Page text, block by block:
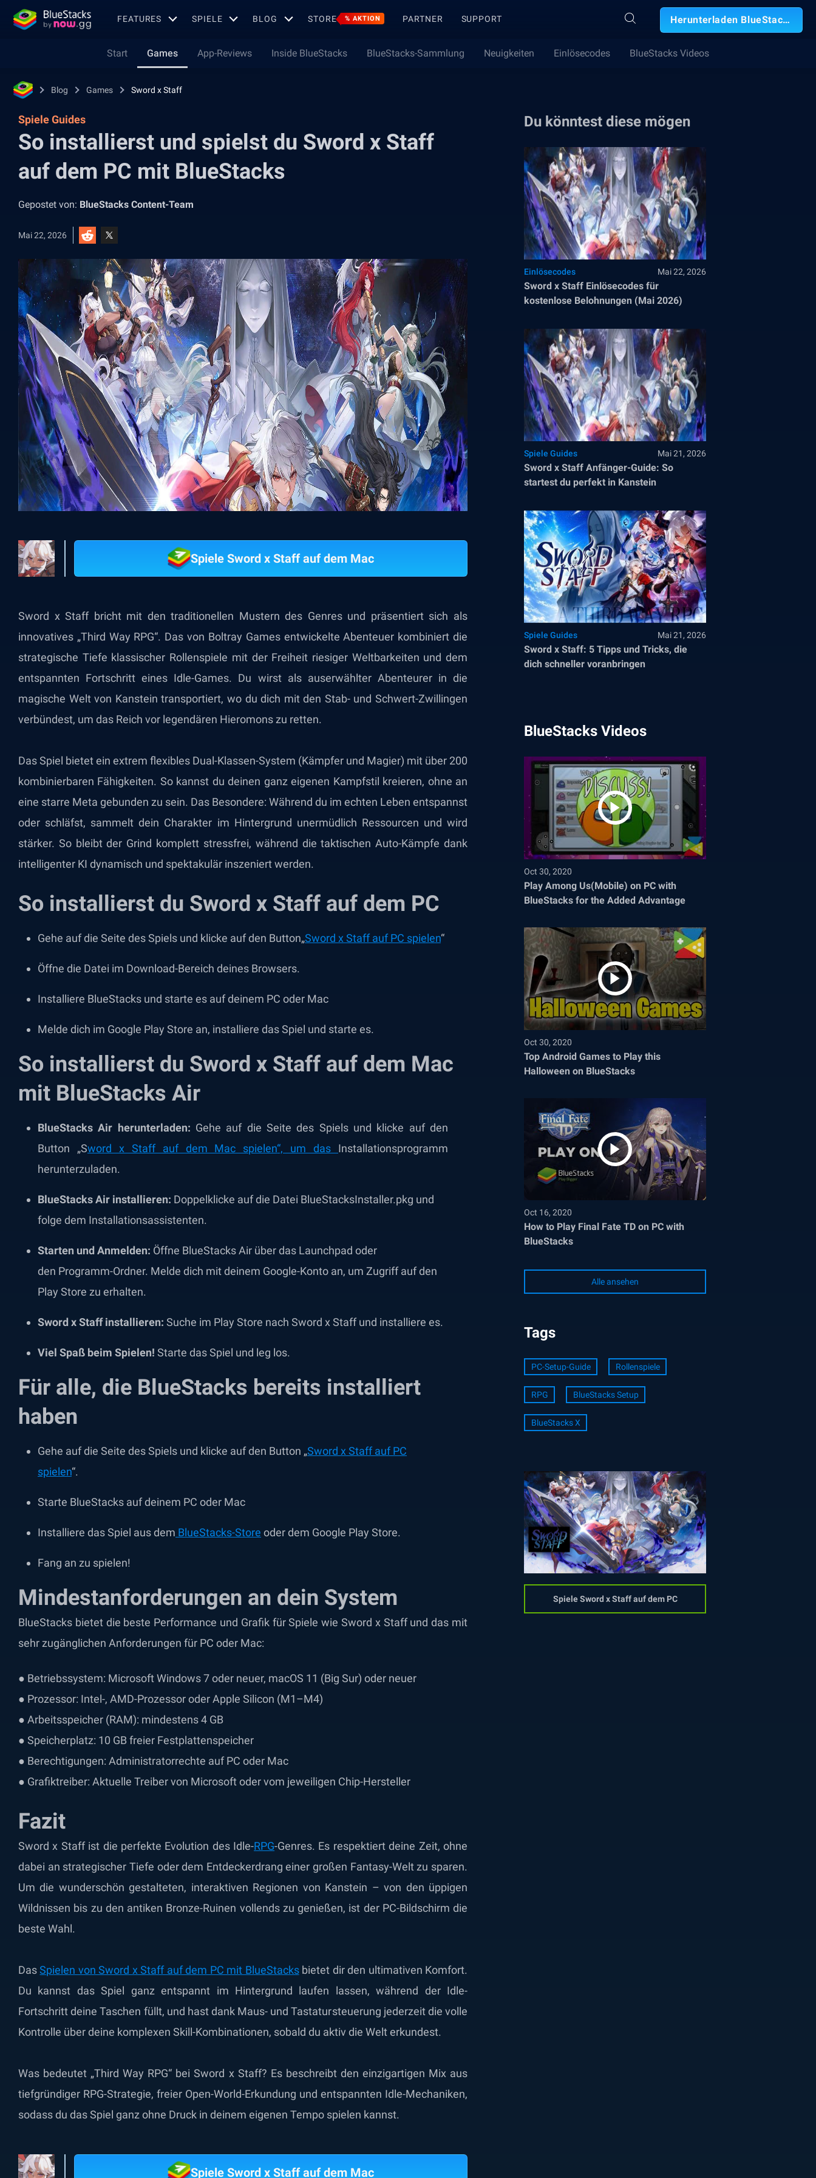
FEATURES SPIELE BLOG STORE % AKTION PARTNER SUPPORT Herunterladen BlueStacks
Start Games App-Reviews Inside BlueStacks BlueStacks-Sammlung Neuigkeiten Einlösecodes BlueStacks Videos
Blog Games Sword x Staff
Spiele Guides
So installierst und spielst du Sword x Staff
auf dem PC mit BlueStacks
Gepostet von: BlueStacks Content-Team
Mai 22, 2026
Spiele Sword x Staff auf dem Mac
Sword x Staff bricht mit den traditionellen Mustern des Genres und präsentiert sich als
innovatives „Third Way RPG“. Das von Boltray Games entwickelte Abenteuer kombiniert die
strategische Tiefe klassischer Rollenspiele mit der Freiheit riesiger Weltbarkeiten und dem
entspannten Fortschritt eines Idle-Games. Du wirst als auserwählter Abenteurer in die
magische Welt von Kanstein transportiert, wo du dich mit den Stab- und Schwert-Zwillingen
verbündest, um das Reich vor legendären Hieromons zu retten.
Das Spiel bietet ein extrem flexibles Dual-Klassen-System (Kämpfer und Magier) mit über 200
kombinierbaren Fähigkeiten. So kannst du deinen ganz eigenen Kampfstil kreieren, ohne an
eine starre Meta gebunden zu sein. Das Besondere: Während du im echten Leben entspannst
oder schläfst, sammelt dein Charakter im Hintergrund unermüdlich Ressourcen und wird
stärker. So bleibt der Grind komplett stressfrei, während die taktischen Auto-Kämpfe dank
intelligenter KI dynamisch und spektakulär inszeniert werden.
So installierst du Sword x Staff auf dem PC
Gehe auf die Seite des Spiels und klicke auf den Button„Sword x Staff auf PC spielen“
Öffne die Datei im Download-Bereich deines Browsers.
Installiere BlueStacks und starte es auf deinem PC oder Mac
Melde dich im Google Play Store an, installiere das Spiel und starte es.
So installierst du Sword x Staff auf dem Mac
mit BlueStacks Air
BlueStacks Air herunterladen: Gehe auf die Seite des Spiels und klicke auf den
Button „Sword x Staff auf dem Mac spielen“, um das Installationsprogramm
herunterzuladen.
BlueStacks Air installieren: Doppelklicke auf die Datei BlueStacksInstaller.pkg und
folge dem Installationsassistenten.
Starten und Anmelden: Öffne BlueStacks Air über das Launchpad oder
den Programm-Ordner. Melde dich mit deinem Google-Konto an, um Zugriff auf den
Play Store zu erhalten.
Sword x Staff installieren: Suche im Play Store nach Sword x Staff und installiere es.
Viel Spaß beim Spielen! Starte das Spiel und leg los.
Für alle, die BlueStacks bereits installiert
haben
Gehe auf die Seite des Spiels und klicke auf den Button „Sword x Staff auf PC
spielen“.
Starte BlueStacks auf deinem PC oder Mac
Installiere das Spiel aus dem BlueStacks-Store oder dem Google Play Store.
Fang an zu spielen!
Mindestanforderungen an dein System
BlueStacks bietet die beste Performance und Grafik für Spiele wie Sword x Staff und das mit
sehr zugänglichen Anforderungen für PC oder Mac:
● Betriebssystem: Microsoft Windows 7 oder neuer, macOS 11 (Big Sur) oder neuer
● Prozessor: Intel-, AMD-Prozessor oder Apple Silicon (M1–M4)
● Arbeitsspeicher (RAM): mindestens 4 GB
● Speicherplatz: 10 GB freier Festplattenspeicher
● Berechtigungen: Administratorrechte auf PC oder Mac
● Grafiktreiber: Aktuelle Treiber von Microsoft oder vom jeweiligen Chip-Hersteller
Fazit
Sword x Staff ist die perfekte Evolution des Idle-RPG-Genres. Es respektiert deine Zeit, ohne
dabei an strategischer Tiefe oder dem Entdeckerdrang einer großen Fantasy-Welt zu sparen.
Um die wunderschön gestalteten, interaktiven Regionen von Kanstein – von den üppigen
Wildnissen bis zu den antiken Bronze-Ruinen vollends zu genießen, ist der PC-Bildschirm die
beste Wahl.
DasSpielen von Sword x Staff auf dem PC mit BlueStacksbietet dir den ultimativen Komfort.
Du kannst das Spiel ganz entspannt im Hintergrund laufen lassen, während der Idle-
Fortschritt deine Taschen füllt, und hast dank Maus- und Tastatursteuerung jederzeit die volle
Kontrolle über deine komplexen Skill-Kombinationen, sobald du aktiv die Welt erkundest.
Was bedeutet „Third Way RPG“ bei Sword x Staff? Es beschreibt den einzigartigen Mix aus
tiefgründiger RPG-Strategie, freier Open-World-Erkundung und entspannten Idle-Mechaniken,
sodass du das Spiel ganz ohne Druck in deinem eigenen Tempo spielen kannst.
Spiele Sword x Staff auf dem Mac
Du könntest diese mögen
Einlösecodes Mai 22, 2026
Sword x Staff Einlösecodes für
kostenlose Belohnungen (Mai 2026)
Spiele Guides Mai 21, 2026
Sword x Staff Anfänger-Guide: So
startest du perfekt in Kanstein
Spiele Guides Mai 21, 2026
Sword x Staff: 5 Tipps und Tricks, die
dich schneller voranbringen
BlueStacks Videos
Oct 30, 2020
Play Among Us(Mobile) on PC with
BlueStacks for the Added Advantage
Oct 30, 2020
Top Android Games to Play this
Halloween on BlueStacks
Oct 16, 2020
How to Play Final Fate TD on PC with
BlueStacks
Alle ansehen
Tags
PC-Setup-Guide Rollenspiele
RPG BlueStacks Setup
BlueStacks X
Spiele Sword x Staff auf dem PC